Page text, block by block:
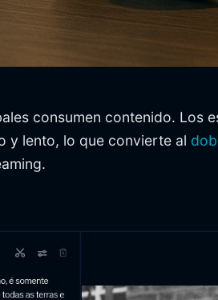
consumen contenido. Los
y lento, lo que convierte al